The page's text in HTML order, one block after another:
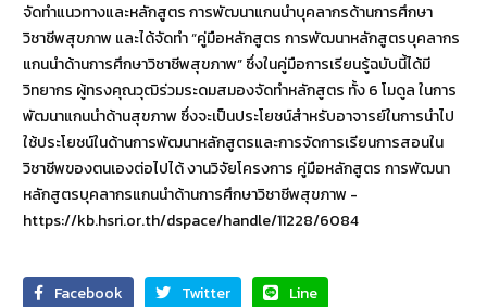
จัดทำแนวทางและหลักสูตร การพัฒนาแกนนำบุคลากรด้านการศึกษา
วิชาชีพสุขภาพ และได้จัดทำ “คู่มือหลักสูตร การพัฒนาหลักสูตรบุคลากร
แกนนำด้านการศึกษาวิชาชีพสุขภาพ” ซึ่งในคู่มือการเรียนรู้ฉบับนี้ได้มี
วิทยากร ผู้ทรงคุณวุฒิร่วมระดมสมองจัดทำหลักสูตร ทั้ง 6 โมดูล ในการ
พัฒนาแกนนำด้านสุขภาพ ซึ่งจะเป็นประโยชน์สำหรับอาจารย์ในการนำไป
ใช้ประโยชน์ในด้านการพัฒนาหลักสูตรและการจัดการเรียนการสอนใน
วิชาชีพของตนเองต่อไปได้ งานวิจัยโครงการ คู่มือหลักสูตร การพัฒนา
หลักสูตรบุคลากรแกนนำด้านการศึกษาวิชาชีพสุขภาพ -
https://kb.hsri.or.th/dspace/handle/11228/6084
Facebook Twitter Line